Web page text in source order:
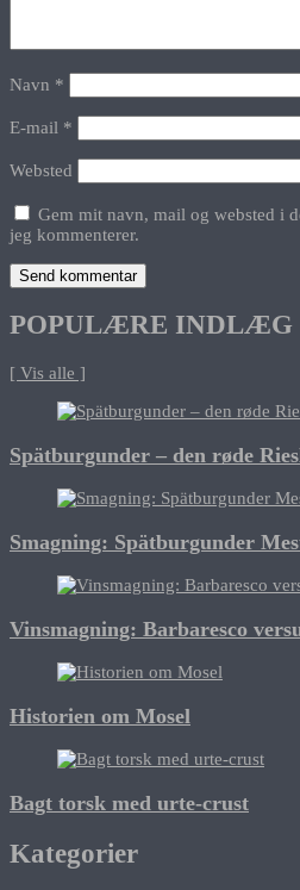
Navn *
E-mail *
Websted
Gem mit navn, mail og websted i
jeg kommenterer.
POPULÆRE INDLÆG
[ Vis alle ]
Spätburgunder – den røde
Smagning: Spätburgunder
Vinsmagning: Barbaresco
Historien om Mosel
Bagt torsk med urte-crust
Kategorier